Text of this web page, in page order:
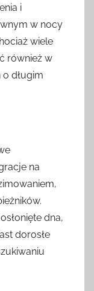
i
w nocy
wiele
również w
długim
na
dna,
dorosłe